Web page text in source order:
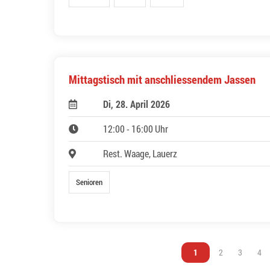
Mittagstisch mit anschliessendem Jassen
Di, 28. April 2026
12:00 - 16:00 Uhr
Rest. Waage, Lauerz
Senioren
Vous êtes sur la page
1 Vous êtes sur la
2 Vous êtes
3 4